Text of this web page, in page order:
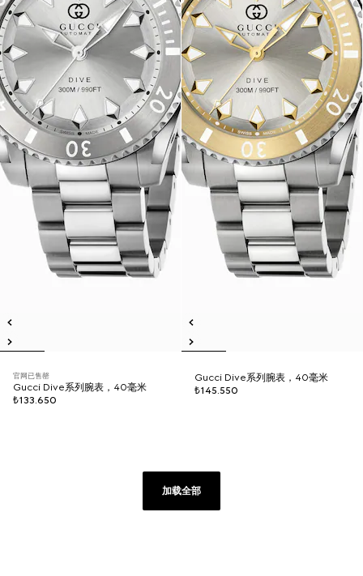
官网已售罄
Gucci Dive系列腕表，40毫米
₺133.650
Gucci Dive系列腕表，40毫米
₺145.550
加载全部